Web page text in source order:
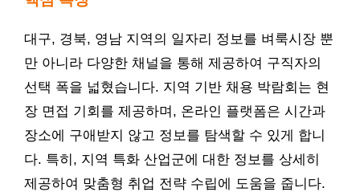
대구, 경북, 영남 지역의 일자리 정보를 벼룩시장 뿐
만 아니라 다양한 채널을 통해 제공하여 구직자의
선택 폭을 넓혔습니다. 지역 기반 채용 박람회는 현
장 면접 기회를 제공하며, 온라인 플랫폼은 시간과
장소에 구애받지 않고 정보를 탐색할 수 있게 합니
다. 특히, 지역 특화 산업군에 대한 정보를 상세히
제공하여 맞춤형 취업 전략 수립에 도움을 줍니다.